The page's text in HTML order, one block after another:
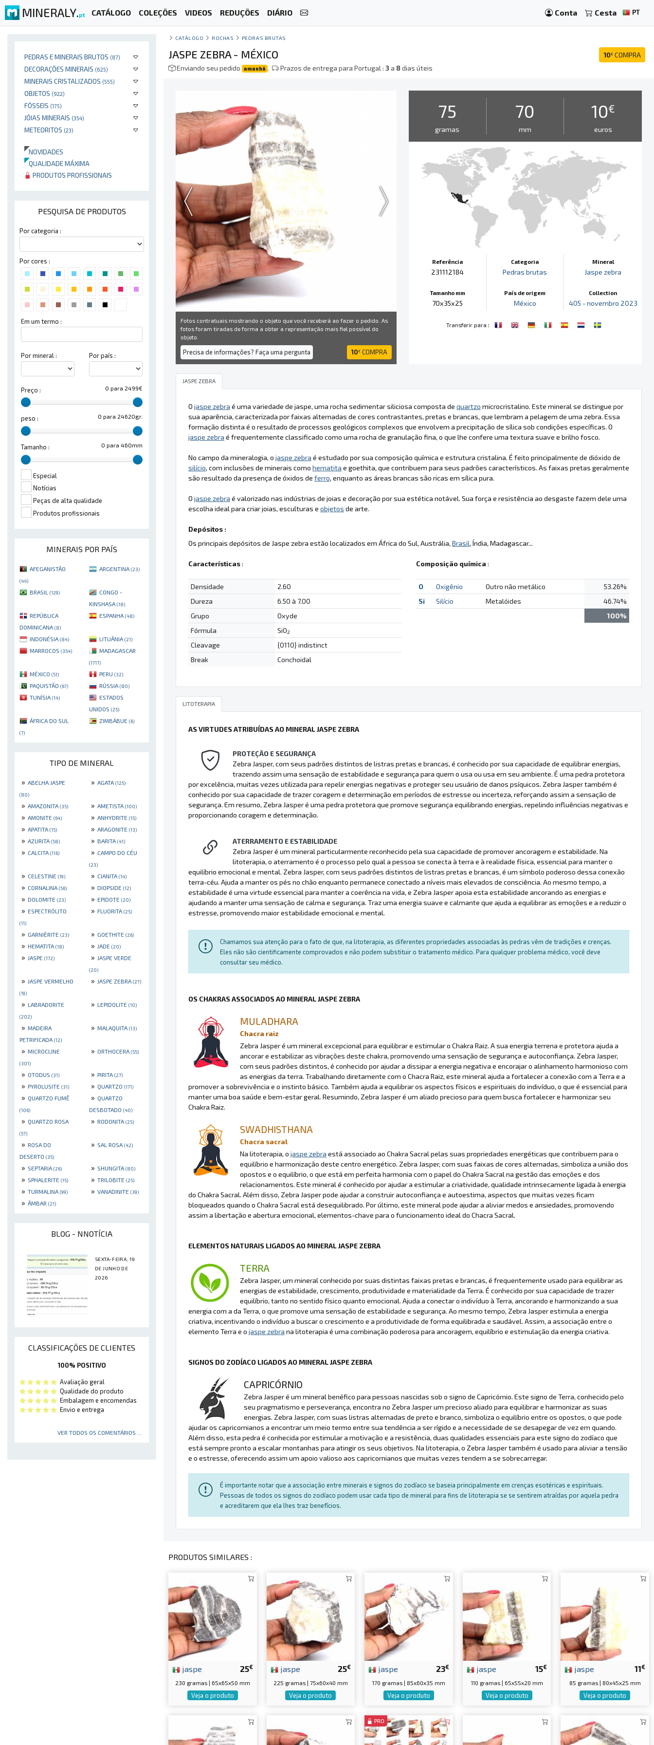
MINERALY.pt CATÁLOGO COLEÇÕES VIDEOS REDUÇÕES DIÁRIO Conta Cesta PT
PEDRAS E MINERAIS BRUTOS (87)
DECORAÇÕES MINERAIS (625)
MINERAIS CRISTALIZADOS (555)
OBJETOS (922)
FÓSSEIS (175)
JÓIAS MINERAIS (354)
METEORITOS (23)
NOVIDADES
QUALIDADE MÁXIMA
PRODUTOS PROFISSIONAIS
PESQUISA DE PRODUTOS
Por categoria :
Por cores :
Em um termo :
Por mineral : Por país :
0 para 2499€
Preço :
0 para 24620gr.
peso :
0 para 460mm
Tamanho :
Especial
Notícias
Peças de alta qualidade
Produtos profissionais
MINERAIS POR PAÍS
AFEGANISTÃO
(44)
ARGENTINA (23)
BRASIL (129)
CONGO -
KINSHASA (18)
REPÚBLICA
DOMINICANA (8)
ESPANHA (48)
INDONÉSIA (84) LITUÂNIA (21)
MARROCOS (354) MADAGASCAR
(1717)
MÉXICO (51) PERU (32)
PAQUISTÃO (67) RÚSSIA (80)
TUNÍSIA (14)
ESTADOS
UNIDOS (25)
ÁFRICA DO SUL
(7)
ZIMBÁBUE (6)
TIPO DE MINERAL
» ABELHA JASPE
(80)
» AGATA (125)
» AMAZONITA (35) » AMETISTA (100)
» AMONITE (64) » ANHYDRITE (15)
» APATITA (15) » ARAGONITE (13)
» AZURITA (58) » BARITA (41)
» CALCITA (116) » CAMPO DO CÉU
(23)
» CELESTINE (19) » CIANITA (14)
» CORNALINA (56) » DIOPSIDE (12)
» DOLOMITE (23) » EPIDOTE (20)
» ESPECTRÓLITO
(11)
» FLUORITA (25)
» GARNIÈRITE (23) » GOETHITE (26)
» HEMATITA (18) » JADE (20)
» JASPE (172) » JASPE VERDE
(20)
» JASPE VERMELHO
(19)
» JASPE ZEBRA (27)
» LABRADORITE
(202)
» LEPIDOLITE (10)
» MADEIRA
PETRIFICADA (12)
» MALAQUITA (13)
» MICROCLINE
(301)
» ORTHOCERA (55)
» OTODUS (31) » PIRITA (27)
» PYROLUSITE (31) » QUARTZO (171)
» QUARTZO FUMÊ
(106)
» QUARTZO
DESBOTADO (40)
» QUARTZO ROSA
(57)
» RODONITA (25)
» ROSA DO
DESERTO (35)
» SAL ROSA (42)
» SEPTARIA (26) » SHUNGITA (80)
» SPHALERITE (15) » TRILOBITE (25)
» TURMALINA (99) » VANADINITE (39)
» ÂMBAR (21)
BLOG - NNOTÍCIA
SEXTA-FEIRA, 19
DE JUNHO DE
2026
CLASSIFICAÇÕES DE CLIENTES
100% POSITIVO
Avaliação geral
Qualidade do produto
Embalagem e encomendas
Envio e entrega
VER TODOS OS COMENTÁRIOS ...
CATÁLOGO ROCHAS PEDRAS BRUTAS
10€ COMPRA
JASPE ZEBRA - MÉXICO
Enviando seu pedido amanhã . Prazos de entrega para Portugal :3a 8dias úteis
Fotos contratuais mostrando o objeto que você receberá ao fazer o pedido. As
fotos foram tiradas de forma a obter a representação mais fiel possível do
objeto.
Precisa de informações? Faça uma pergunta 10€ COMPRA
75
gramas
70
mm
10€
euros
Referência
231112184
Tamanho mm
70x35x25
Categoria
Pedras brutas
País de origem
México
Mineral
Jaspe zebra
Collection
405 - novembro 2023
Transferir para :
JASPE ZEBRA
O jaspe zebra é uma variedade de jaspe, uma rocha sedimentar siliciosa composta de quartzo microcristalino. Este mineral se distingue por
sua aparência, caracterizada por faixas alternadas de cores contrastantes, pretas e brancas, que lembram a pelagem de uma zebra. Essa
formação distinta é o resultado de processos geológicos complexos que envolvem a precipitação de sílica sob condições específicas. O
jaspe zebra é frequentemente classificado como uma rocha de granulação fina, o que lhe confere uma textura suave e brilho fosco.
No campo da mineralogia, o jaspe zebra é estudado por sua composição química e estrutura cristalina. É feito principalmente de dióxido de
silício, com inclusões de minerais como hematita e goethita, que contribuem para seus padrões característicos. As faixas pretas geralmente
são resultado da presença de óxidos de ferro, enquanto as áreas brancas são ricas em sílica pura.
O jaspe zebra é valorizado nas indústrias de joias e decoração por sua estética notável. Sua força e resistência ao desgaste fazem dele uma
escolha ideal para criar joias, esculturas e objetos de arte.
Depósitos :
Os principais depósitos de Jaspe zebra estão localizados em África do Sul, Austrália, Brasil, Índia, Madagascar...
Características:
Densidade
2.60
Dureza
6.50 à 7.00
Grupo
Oxyde
Fórmula
SiO2
Cleavage
{0110} indistinct
Break
Conchoidal
Composição química :
O Oxigênio Outro não metálico
53.26%
Si
Silício Metalóides
46.74%
100%
LITOTERAPIA
AS VIRTUDES ATRIBUÍDAS AO MINERAL JASPE ZEBRA
PROTEÇÃO E SEGURANÇA
Zebra Jasper, com seus padrões distintos de listras pretas e brancas, é conhecido por sua capacidade de equilibrar energias,
trazendo assim uma sensação de estabilidade e segurança para quem o usa ou usa em seu ambiente. É uma pedra protetora
por excelência, muitas vezes utilizada para repelir energias negativas e proteger seu usuário de danos psíquicos. Zebra Jasper também é
conhecido por sua capacidade de trazer coragem e determinação em períodos de estresse ou incerteza, reforçando assim a sensação de
segurança. Em resumo, Zebra Jasper é uma pedra protetora que promove segurança equilibrando energias, repelindo influências negativas e
proporcionando coragem e determinação.
ATERRAMENTO E ESTABILIDADE
Zebra Jasper é um mineral particularmente reconhecido pela sua capacidade de promover ancoragem e estabilidade. Na
litoterapia, o aterramento é o processo pelo qual a pessoa se conecta à terra e à realidade física, essencial para manter o
equilíbrio emocional e mental. Zebra Jasper, com seus padrões distintos de listras pretas e brancas, é um símbolo poderoso dessa conexão
terra-céu. Ajuda a manter os pés no chão enquanto permanece conectado a níveis mais elevados de consciência. Ao mesmo tempo, a
estabilidade é uma virtude essencial para manter a coerência na vida, e Zebra Jasper apoia esta estabilidade ancorando as energias e
ajudando a manter uma sensação de calma e segurança. Traz uma energia suave e calmante que ajuda a equilibrar as emoções e a reduzir o
estresse, promovendo maior estabilidade emocional e mental.
Chamamos sua atenção para o fato de que, na litoterapia, as diferentes propriedades associadas às pedras vêm de tradições e crenças.
Eles não são cientificamente comprovados e não podem substituir o tratamento médico. Para qualquer problema médico, você deve
consultar seu médico.
OS CHAKRAS ASSOCIADOS AO MINERAL JASPE ZEBRA
MULADHARA
Chacra raiz
Zebra Jasper é um mineral excepcional para equilibrar e estimular o Chakra Raiz. A sua energia terrena e protetora ajuda a
ancorar e estabilizar as vibrações deste chakra, promovendo uma sensação de segurança e autoconfiança. Zebra Jasper,
com seus padrões distintos, é conhecido por ajudar a dissipar a energia negativa e encorajar o alinhamento harmonioso com
as energias da terra. Trabalhando diretamente com o Chacra Raiz, este mineral ajuda a fortalecer a conexão com a Terra e a
promover a sobrevivência e o instinto básico. Também ajuda a equilibrar os aspectos físicos e espirituais do indivíduo, o que é essencial para
manter uma boa saúde e bem-estar geral. Resumindo, Zebra Jasper é um aliado precioso para quem busca fortalecer e harmonizar seu
Chakra Raiz.
SWADHISTHANA
Chacra sacral
Na litoterapia, o jaspe zebra está associado ao Chakra Sacral pelas suas propriedades energéticas que contribuem para o
equilíbrio e harmonização deste centro energético. Zebra Jasper, com suas faixas de cores alternadas, simboliza a união dos
opostos e o equilíbrio, o que está em perfeita harmonia com o papel do Chakra Sacral na gestão das emoções e dos
relacionamentos. Este mineral é conhecido por ajudar a estimular a criatividade, qualidade intrinsecamente ligada à energia
do Chakra Sacral. Além disso, Zebra Jasper pode ajudar a construir autoconfiança e autoestima, aspectos que muitas vezes ficam
bloqueados quando o Chakra Sacral está desequilibrado. Por último, este mineral pode ajudar a aliviar medos e ansiedades, promovendo
assim a libertação e abertura emocional, elementos-chave para o funcionamento ideal do Chacra Sacral.
ELEMENTOS NATURAIS LIGADOS AO MINERAL JASPE ZEBRA
TERRA
Zebra Jasper, um mineral conhecido por suas distintas faixas pretas e brancas, é frequentemente usado para equilibrar as
energias de estabilidade, crescimento, produtividade e materialidade da Terra. É conhecido por sua capacidade de trazer
equilíbrio, tanto no sentido físico quanto emocional. Ajuda a conectar o indivíduo à Terra, ancorando e harmonizando a sua
energia com a da Terra, o que promove uma sensação de estabilidade e segurança. Ao mesmo tempo, Zebra Jasper estimula a energia
criativa, incentivando o indivíduo a buscar o crescimento e a produtividade de forma equilibrada e saudável. Assim, a associação entre o
elemento Terra e o jaspe zebra na litoterapia é uma combinação poderosa para ancoragem, equilíbrio e estimulação da energia criativa.
SIGNOS DO ZODÍACO LIGADOS AO MINERAL JASPE ZEBRA
CAPRICÓRNIO
Zebra Jasper é um mineral benéfico para pessoas nascidas sob o signo de Capricórnio. Este signo de Terra, conhecido pelo
seu pragmatismo e perseverança, encontra no Zebra Jasper um precioso aliado para equilibrar e harmonizar as suas
energias. Zebra Jasper, com suas listras alternadas de preto e branco, simboliza o equilíbrio entre os opostos, o que pode
ajudar os capricornianos a encontrar um meio termo entre sua tendência a ser rígido e a necessidade de se desapegar de vez em quando.
Além disso, esta pedra é conhecida por estimular a motivação e a resistência, duas qualidades essenciais para este signo do zodíaco que
está sempre pronto a escalar montanhas para atingir os seus objetivos. Na litoterapia, o Zebra Jasper também é usado para aliviar a tensão
e o estresse, oferecendo assim um apoio valioso aos capricornianos que muitas vezes tendem a se sobrecarregar.
É importante notar que a associação entre minerais e signos do zodíaco se baseia principalmente em crenças esotéricas e espirituais.
Pessoas de todos os signos do zodíaco podem usar cada tipo de mineral para fins de litoterapia se se sentirem atraídas por aquela pedra
e acreditarem que ela lhes traz benefícios.
PRODUTOS SIMILARES :
25€
jaspe
230 gramas | 65x65x50 mm
Veja o produto
25€
jaspe
225 gramas | 75x60x40 mm
Veja o produto
23€
jaspe
170 gramas | 85x60x35 mm
Veja o produto
15€
jaspe
110 gramas | 65x55x20 mm
Veja o produto
11€
jaspe
85 gramas | 80x45x25 mm
Veja o produto
PRO